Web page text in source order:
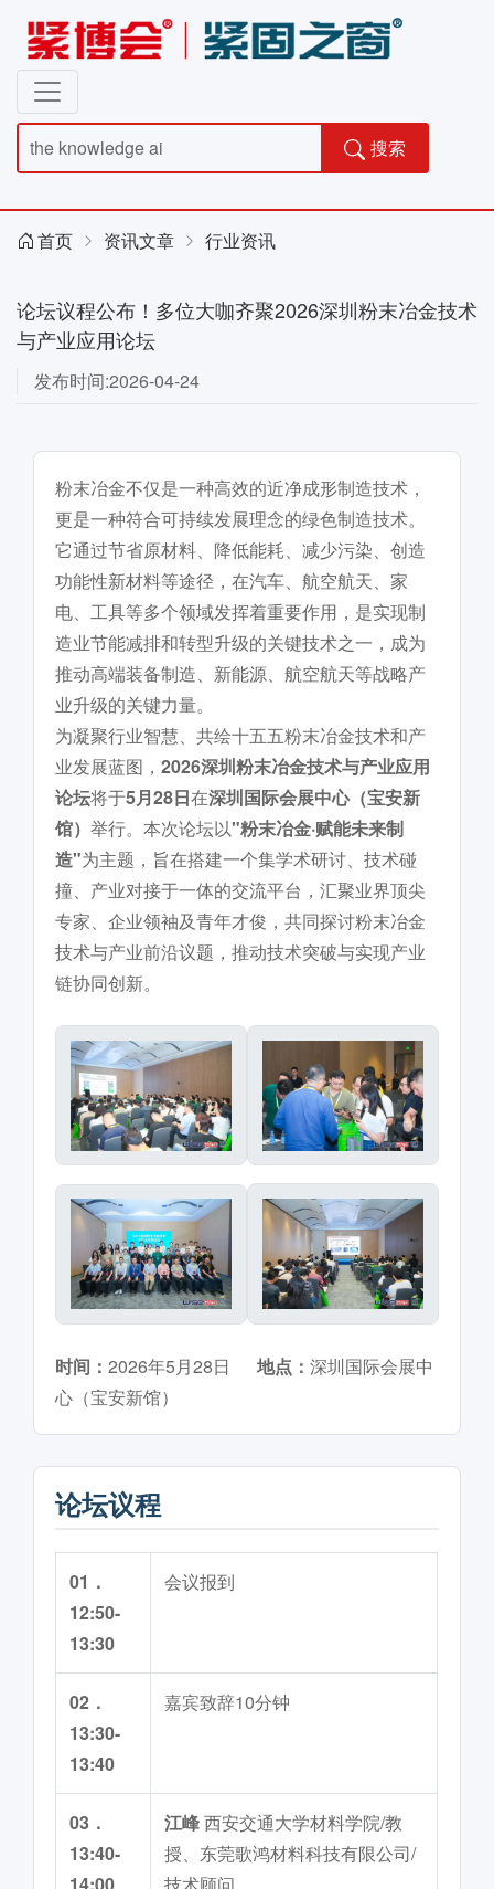
搜索
首页 资讯文章 行业资讯
论坛议程公布！多位大咖齐聚2026深圳粉末冶金技术
与产业应用论坛
发布时间:2026-04-24
粉末冶金不仅是一种高效的近净成形制造技术，
更是一种符合可持续发展理念的绿色制造技术。
它通过节省原材料、降低能耗、减少污染、创造
功能性新材料等途径，在汽车、航空航天、家
电、工具等多个领域发挥着重要作用，是实现制
造业节能减排和转型升级的关键技术之一，成为
推动高端装备制造、新能源、航空航天等战略产
业升级的关键力量。
为凝聚行业智慧、共绘十五五粉末冶金技术和产
业发展蓝图，2026深圳粉末冶金技术与产业应用
论坛将于5月28日在深圳国际会展中心（宝安新
馆）举行。本次论坛以"粉末冶金·赋能未来制
造"为主题，旨在搭建一个集学术研讨、技术碰
撞、产业对接于一体的交流平台，汇聚业界顶尖
专家、企业领袖及青年才俊，共同探讨粉末冶金
技术与产业前沿议题，推动技术突破与实现产业
链协同创新。
时间：2026年5月28日地点：深圳国际会展中
心（宝安新馆）
论坛议程
01．
12:50-
13:30
会议报到
02．
13:30-
13:40
嘉宾致辞10分钟
03．
13:40-
江峰西安交通大学材料学院/教
授、东莞歌鸿材料科技有限公司/